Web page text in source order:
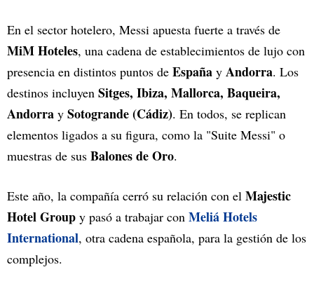
En el sector hotelero, Messi apuesta fuerte a través de
MiM Hoteles, una cadena de establecimientos de lujo con
presencia en distintos puntos de España y Andorra. Los
destinos incluyen Sitges, Ibiza, Mallorca, Baqueira,
Andorra y Sotogrande (Cádiz). En todos, se replican
elementos ligados a su figura, como la "Suite Messi" o
muestras de sus Balones de Oro.
Este año, la compañía cerró su relación con el Majestic
Hotel Group y pasó a trabajar con Meliá Hotels
International, otra cadena española, para la gestión de los
complejos.